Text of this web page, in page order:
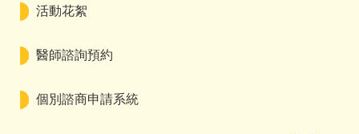
活動花絮
醫師諮詢預約
個別諮商申請系統